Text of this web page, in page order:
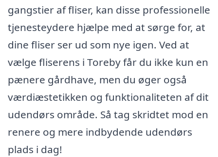
gangstier af fliser, kan disse professionelle
tjenesteydere hjælpe med at sørge for, at
dine fliser ser ud som nye igen. Ved at
vælge fliserens i Toreby får du ikke kun en
pænere gårdhave, men du øger også
værdiæstetikken og funktionaliteten af dit
udendørs område. Så tag skridtet mod en
renere og mere indbydende udendørs
plads i dag!